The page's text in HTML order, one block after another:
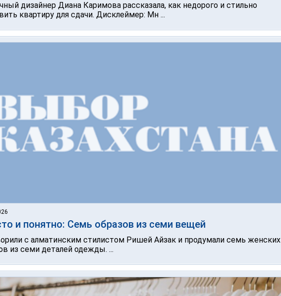
дизайнер Диана Каримова рассказала, как недорого и стильно
квартиру для сдачи. Дисклеймер: Мн ...
и понятно: Семь образов из семи вещей
с алматинским стилистом Ришей Айзак и продумали семь женских
из семи деталей одежды. ...